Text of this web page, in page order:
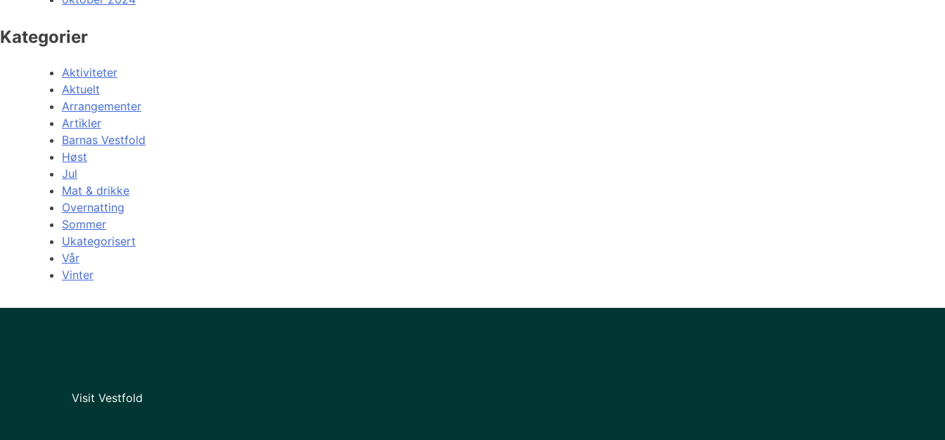
Kategorier
Aktiviteter
Aktuelt
Arrangementer
Artikler
Barnas Vestfold
Høst
Jul
Mat & drikke
Overnatting
Sommer
Ukategorisert
Vår
Vinter
Visit Vestfold